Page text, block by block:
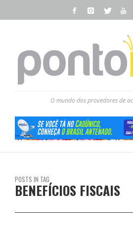
O mundo dos provedores de
POSTS IN TAG
BENEFÍCIOS FISCAIS